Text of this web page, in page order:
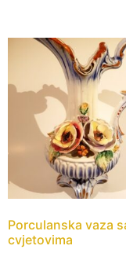
Porculanska vaza
cvjetovima